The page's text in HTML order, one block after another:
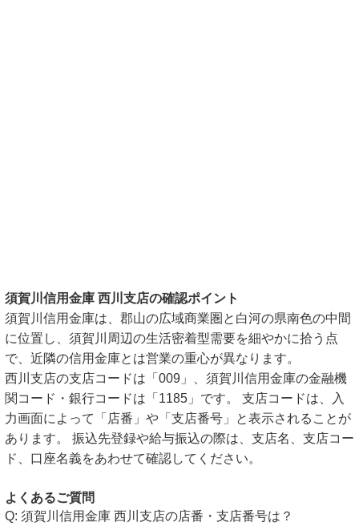
須賀川信用金庫 西川支店の確認ポイント
須賀川信用金庫は、郡山の広域商業圏と白河の県南色の中間
に位置し、須賀川周辺の生活密着型需要を細やかに拾う点
で、近隣の信用金庫とは営業の重心が異なります。
西川支店の支店コードは「009」、須賀川信用金庫の金融機
関コード・銀行コードは「1185」です。 支店コードは、入
力画面によって「店番」や「支店番号」と表示されることが
あります。 振込先登録や給与振込の際は、支店名、支店コー
ド、口座名義をあわせて確認してください。
よくあるご質問
須賀川信用金庫 西川支店の店番・支店番号は？